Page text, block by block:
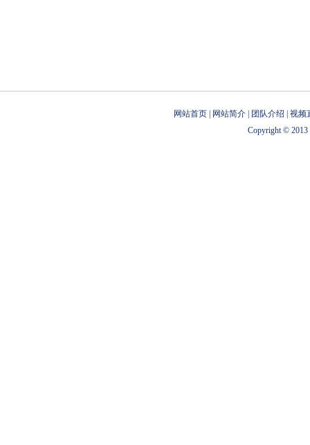
网站首页 | 网站简介 | 团队介绍 | 视
Copyright © 2013